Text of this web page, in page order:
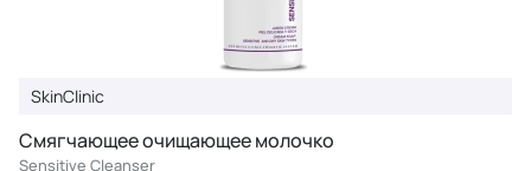
SkinClinic
Смягчающее очищающее молочко
Sensitive Cleanser